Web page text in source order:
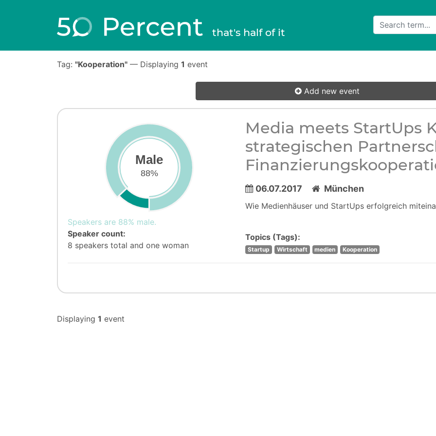
that's half of it
Tag: "Kooperation" — Displaying 1 event
Add new event
Male
88%
Speakers are 88% male.
Speaker count:
8 speakers total and one woman
Media meets StartUps
strategischen
06.07.2017 München
Wie Medienhäuser und StartUps erfolgreich
Topics (Tags):
Startup Wirtschaft medien Kooperation
Displaying 1 event